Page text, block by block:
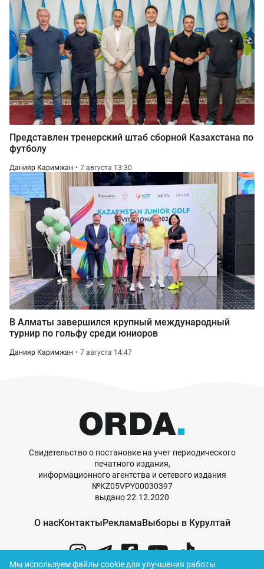
Представлен тренерский штаб сборной Казахстана по
футболу
Данияр Каримжан 7 августа 13:30
В Алматы завершился крупный международный
турнир по гольфу среди юниоров
Данияр Каримжан 7 августа 14:47
Свидетельство о постановке на учет периодического
печатного издания,
информационного агентства и сетевого издания
№KZ05VPY00030397
выдано 22.12.2020
О насКонтактыРекламаВыборы в Курултай
Мы используем файлы cookie для улучшения работы